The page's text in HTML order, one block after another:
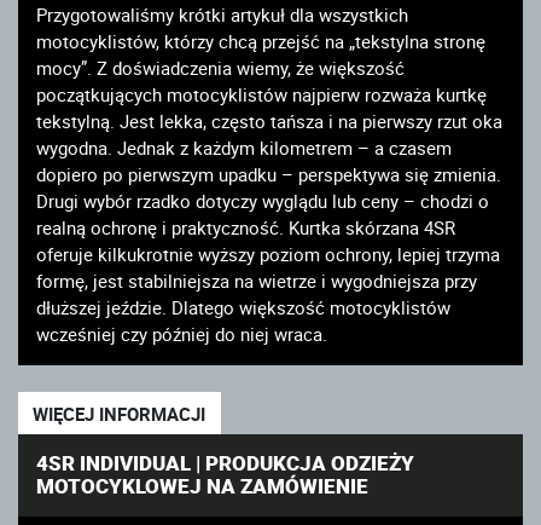
Przygotowaliśmy krótki artykuł dla wszystkich
motocyklistów, którzy chcą przejść na „tekstylna stronę
mocy”. Z doświadczenia wiemy, że większość
początkujących motocyklistów najpierw rozważa kurtkę
tekstylną. Jest lekka, często tańsza i na pierwszy rzut oka
wygodna. Jednak z każdym kilometrem – a czasem
dopiero po pierwszym upadku – perspektywa się zmienia.
Drugi wybór rzadko dotyczy wyglądu lub ceny – chodzi o
realną ochronę i praktyczność. Kurtka skórzana 4SR
oferuje kilkukrotnie wyższy poziom ochrony, lepiej trzyma
formę, jest stabilniejsza na wietrze i wygodniejsza przy
dłuższej jeździe. Dlatego większość motocyklistów
wcześniej czy później do niej wraca.
WIĘCEJ INFORMACJI
4SR INDIVIDUAL | PRODUKCJA ODZIEŻY
MOTOCYKLOWEJ NA ZAMÓWIENIE